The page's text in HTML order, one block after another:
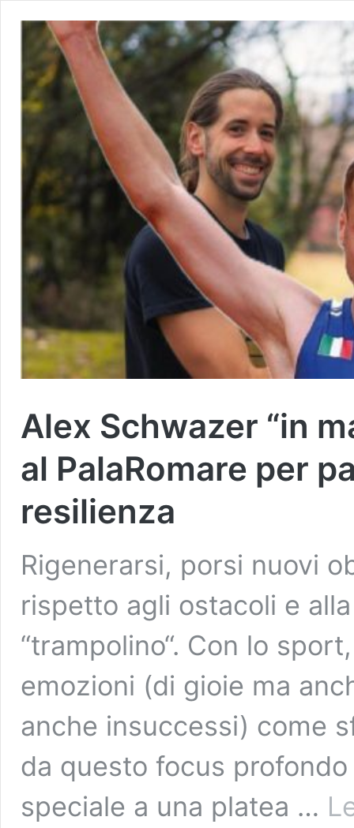
Alex Schwazer “in
al PalaRomare per
resilienza
Rigenerarsi, porsi nuovi
rispetto agli ostacoli e
“trampolino“. Con lo
emozioni (di gioie ma
anche insuccessi) come
da questo focus
speciale a una platea …